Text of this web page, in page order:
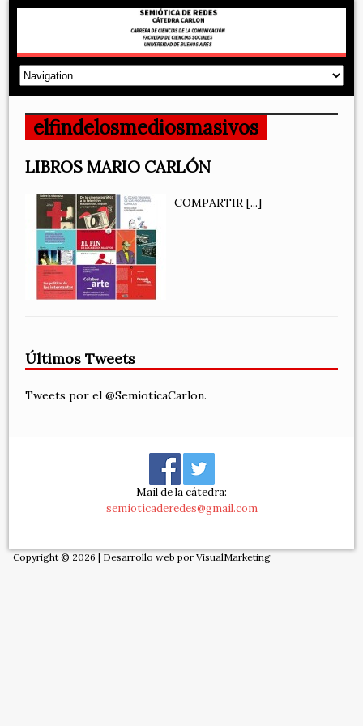
elfindelosmediosmasivos
LIBROS MARIO CARLÓN
COMPARTIR[...]
Últimos Tweets
Tweets por el @SemioticaCarlon.
Mail de la cátedra:
semioticaderedes@gmail.com
Copyright © 2026 | Desarrollo web porVisualMarketing